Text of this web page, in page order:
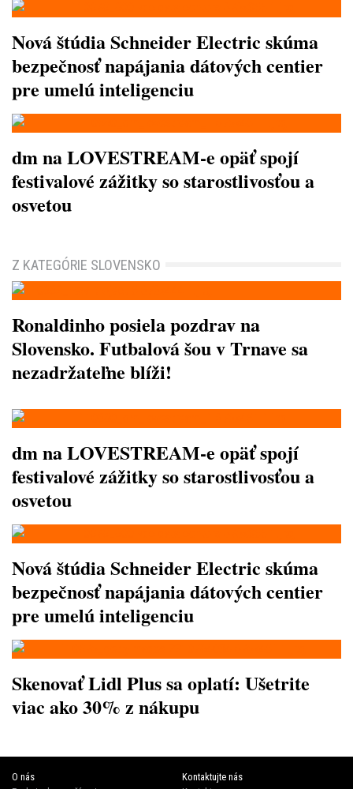
Nová štúdia Schneider Electric skúma
bezpečnosť napájania dátových centier
pre umelú inteligenciu
dm na LOVESTREAM-e opäť spojí
festivalové zážitky so starostlivosťou a
osvetou
Z KATEGÓRIE SLOVENSKO
Ronaldinho posiela pozdrav na
Slovensko. Futbalová šou v Trnave sa
nezadržateľne blíži!
dm na LOVESTREAM-e opäť spojí
festivalové zážitky so starostlivosťou a
osvetou
Nová štúdia Schneider Electric skúma
bezpečnosť napájania dátových centier
pre umelú inteligenciu
Skenovať Lidl Plus sa oplatí: Ušetrite
viac ako 30% z nákupu
O nás
Kontaktujte nás